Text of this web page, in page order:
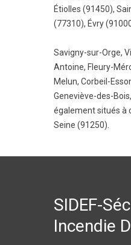
Étiolles (91450),
(77310), Évry
Savigny-sur-Orge,
Antoine, Fleury-
Melun, Corbeil-
Geneviève-des-Bois,
également situés à
Seine (91250).
SIDEF-
Incendie